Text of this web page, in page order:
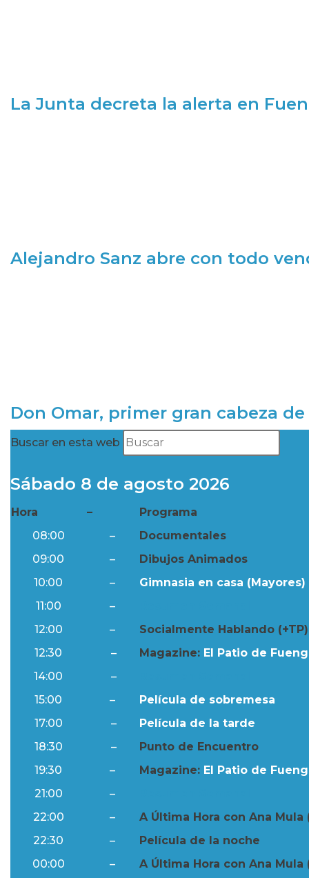
La Junta decreta la alerta en
Alejandro Sanz abre con todo
Don Omar, primer gran cabeza
Buscar en esta web
Sábado 8 de agosto 2026
Hora –
Programa
08:00
–
Documentales
09:00
–
Dibujos Animados
10:00
–
Gimnasia en casa (Mayores)
11:00
–
12:00
–
Socialmente Hablando (+TP)
12:30
– Magazine: El Patio de
14:00
–
15:00
–
Película de sobremesa
17:00
–
Película de la tarde
18:30
–
Punto de Encuentro
19:30
– Magazine: El Patio de
21:00
–
22:00
–
A Última Hora con Ana Mula
22:30
–
Película de la noche
00:00
– A Última Hora con Ana Mula